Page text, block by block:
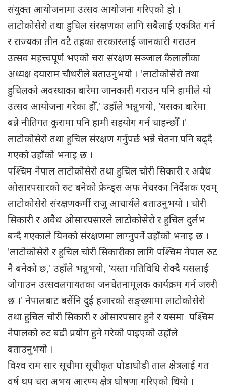
संयुक्त आयोजनामा उत्सव आयोजना गरिएको हो ।
लाटोकोसेरो तथा हुचिल संरक्षणका लागि सबैलाई एकत्रित गर्न
र राज्यका तीन वटै तहका सरकारलाई जानकारी गराउन
उत्सव महत्त्वपूर्ण भएको चरा संरक्षण सञ्जाल कैलालीका
अध्यक्ष दयाराम चौधरीले बताउनुभयो । 'लाटोकोसेरो तथा
हुचिलको अवस्थाका बारेमा जानकारी गराउन पनि हामीले यो
उत्सव आयोजना गरेका हौँ,' उहाँले भन्नुभयो, 'यसका बारेमा
बन्ने नीतिगत कुरामा पनि हामी सहयोग गर्न चाहन्छौँ ।'
लाटोकोसेरो तथा हुचिल संरक्षण गर्नुपर्छ भन्ने चेतना पनि बढ्दै
गएको उहाँको भनाइ छ ।
पश्चिम नेपाल लाटोकोसेरो तथा हुचिल चोरी सिकारी र अवैध
ओसारपसारको रुट बनेको फ्रेन्ड्स अफ नेचरका निर्देशक एवम्
लाटोकोसेरो संरक्षणकर्मी राजु आचार्यले बताउनुभयो । चोरी
सिकारी र अवैध ओसारपसारले लाटोकोसेरो र हुचिल दुर्लभ
बन्दै गएकाले यिनको संरक्षणमा लाग्नुपर्ने उहाँको भनाइ छ ।
'लाटोकोसेरो र हुचिल चोरी सिकारीका लागि पश्चिम नेपाल रुट
नै बनेको छ,' उहाँले भन्नुभयो, 'यस्ता गतिविधि रोक्दै यसलाई
जोगाउन उत्सवलगायतका जनचेतनामूलक कार्यक्रम गर्न जरुरी
छ ।' नेपालबाट बर्सेनि दुई हजारको सङ्ख्यामा लाटोकोसेरो
तथा हुचिल चोरी सिकारी र ओसारपसार हुने र यसमा पश्चिम
नेपालको रुट बढी प्रयोग हुने गरेको पाइएको उहाँले
बताउनुभयो ।
विश्व राम सार सूचीमा सूचीकृत घोडाघोडी ताल क्षेत्रलाई गत
वर्ष थप चरा अभय आरण्य क्षेत्र घोषणा गरिएको थियो ।